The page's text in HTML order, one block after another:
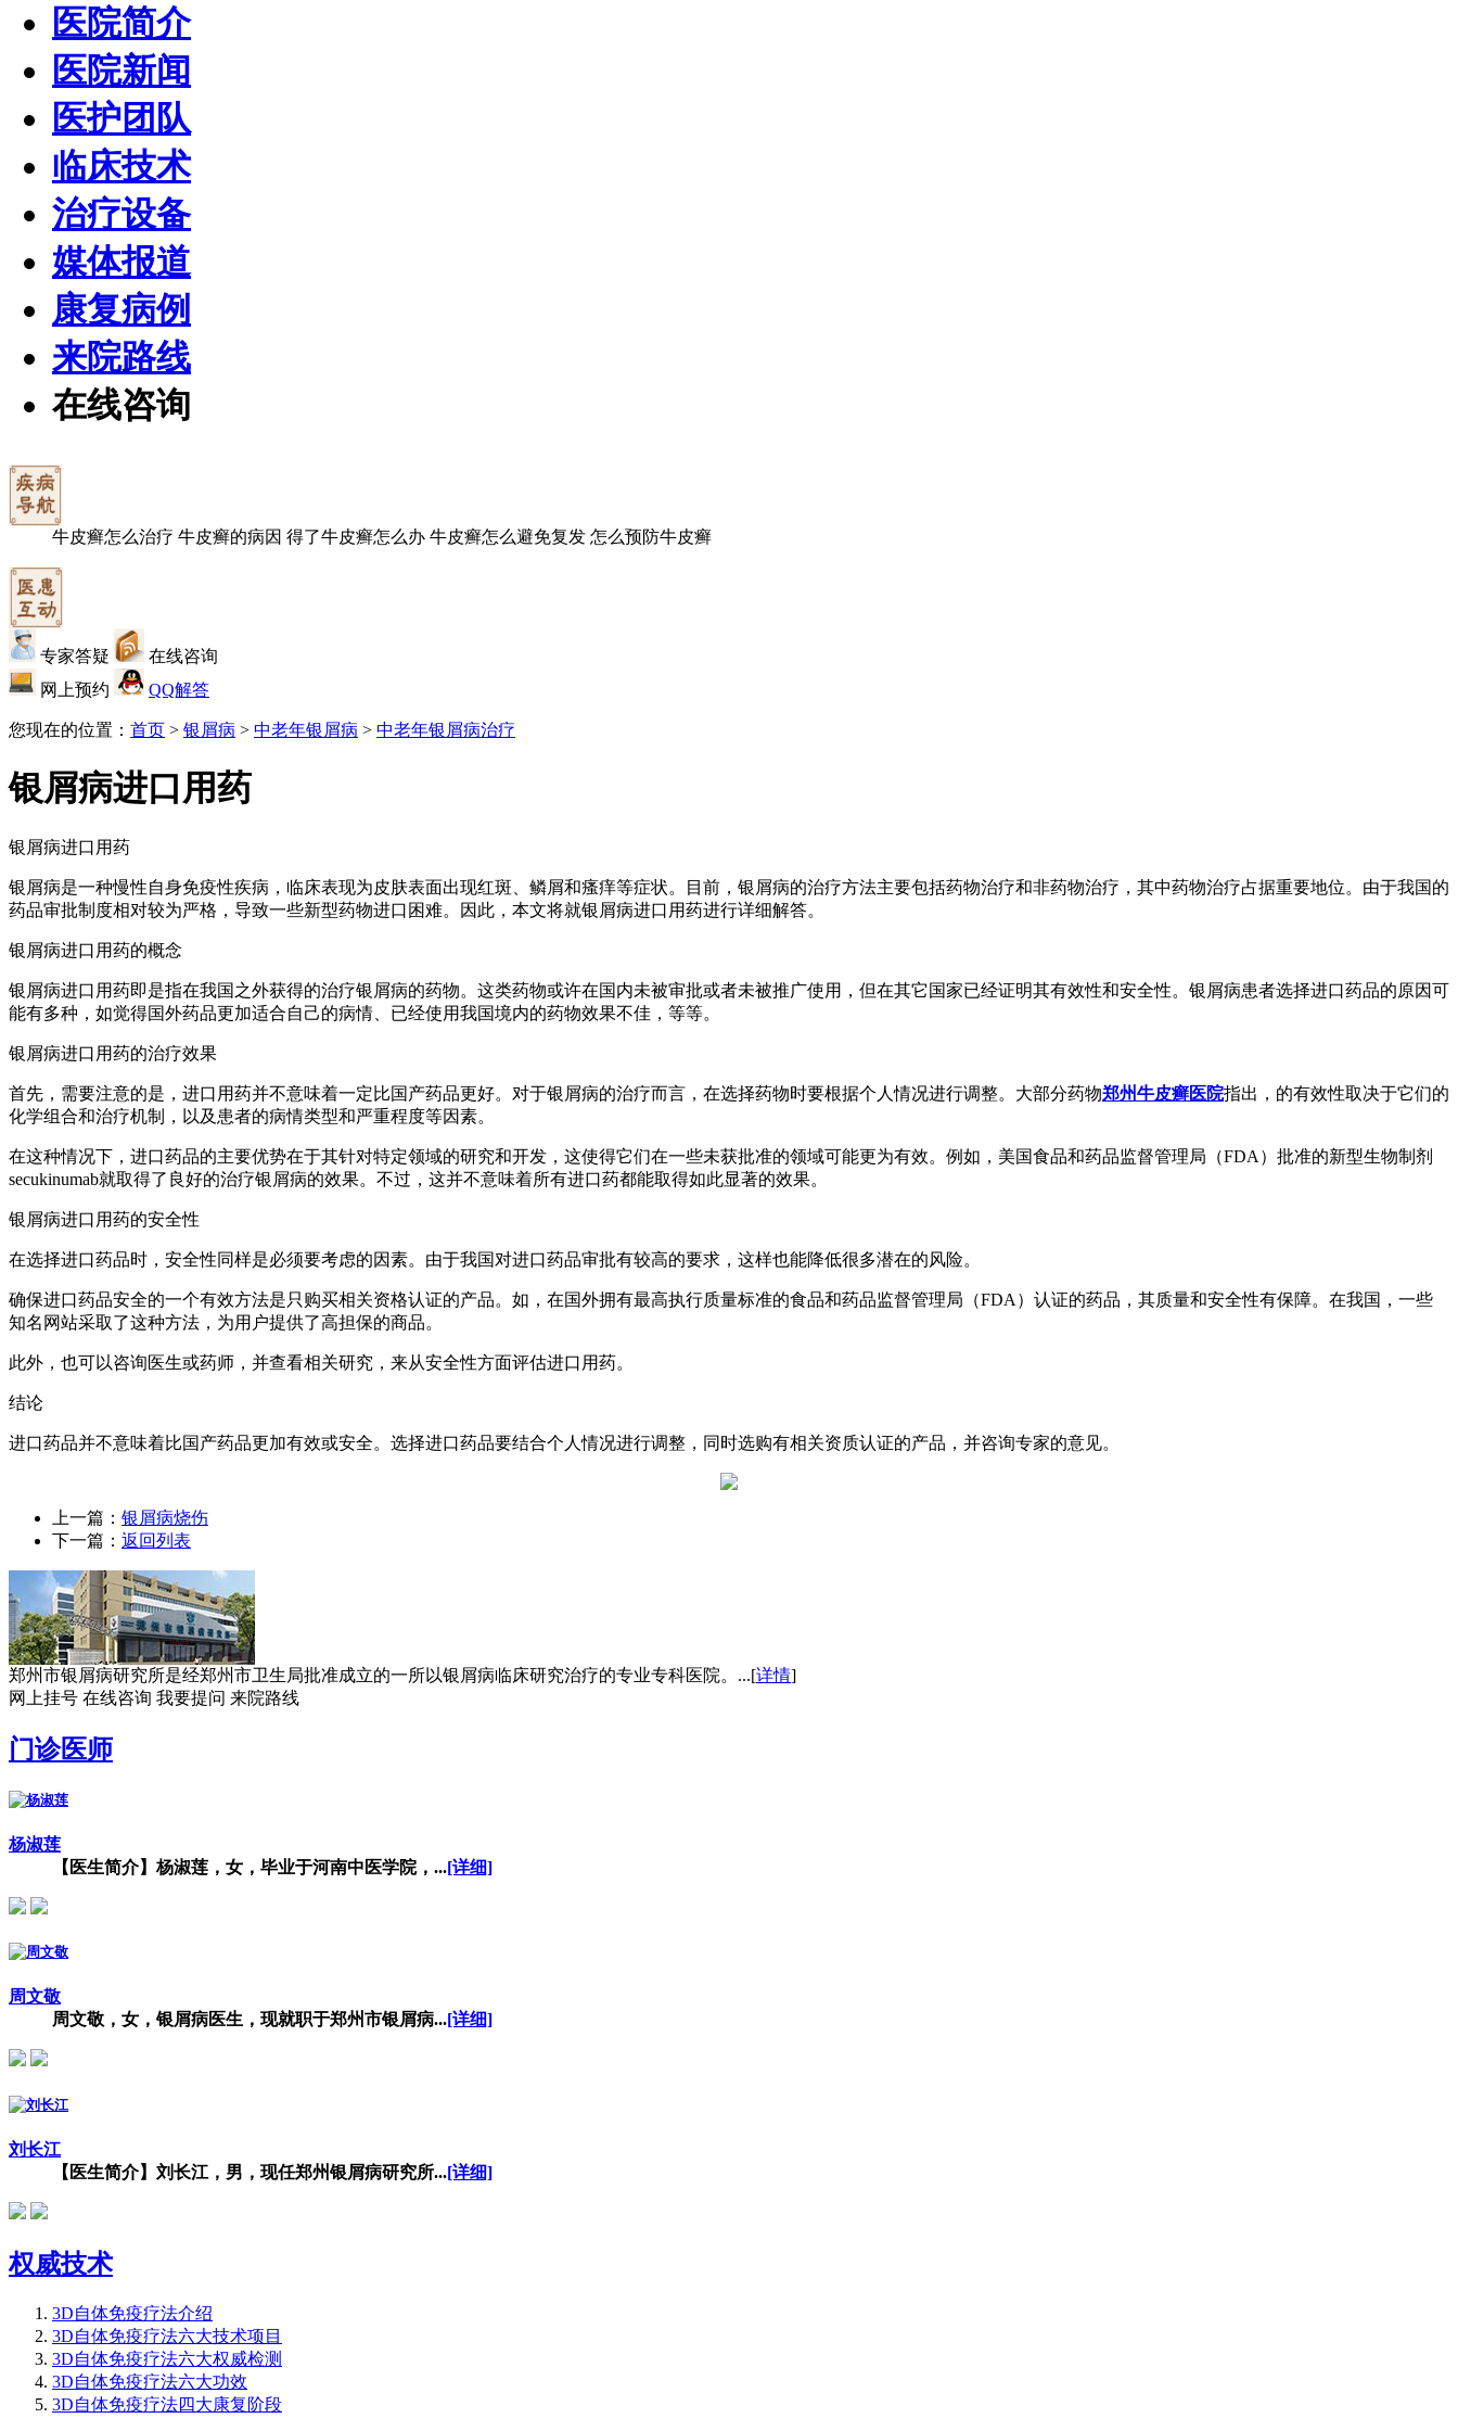
医院简介
医院新闻
医护团队
临床技术
治疗设备
媒体报道
康复病例
来院路线
在线咨询
牛皮癣怎么治疗 牛皮癣的病因 得了牛皮癣怎么办 牛皮癣怎么避免复发 怎么预防牛皮癣
专家答疑
在线咨询
网上预约
QQ解答
您现在的位置： 首页 > 银屑病 > 中老年银屑病 > 中老年银屑病治疗
银屑病进口用药
银屑病进口用药
银屑病是一种慢性自身免疫性疾病，临床表现为皮肤表面出现红斑、鳞屑和瘙痒等症状。目前，银屑病的治疗方法主要包括药物治疗和非药物治疗，其中药物治疗占据重要地位。由于我国的
药品审批制度相对较为严格，导致一些新型药物进口困难。因此，本文将就银屑病进口用药进行详细解答。
银屑病进口用药的概念
银屑病进口用药即是指在我国之外获得的治疗银屑病的药物。这类药物或许在国内未被审批或者未被推广使用，但在其它国家已经证明其有效性和安全性。银屑病患者选择进口药品的原因可
能有多种，如觉得国外药品更加适合自己的病情、已经使用我国境内的药物效果不佳，等等。
银屑病进口用药的治疗效果
首先，需要注意的是，进口用药并不意味着一定比国产药品更好。对于银屑病的治疗而言，在选择药物时要根据个人情况进行调整。大部分药物郑州牛皮癣医院指出，的有效性取决于它们的
化学组合和治疗机制，以及患者的病情类型和严重程度等因素。
在这种情况下，进口药品的主要优势在于其针对特定领域的研究和开发，这使得它们在一些未获批准的领域可能更为有效。例如，美国食品和药品监督管理局（FDA）批准的新型生物制剂
secukinumab就取得了良好的治疗银屑病的效果。不过，这并不意味着所有进口药都能取得如此显著的效果。
银屑病进口用药的安全性
在选择进口药品时，安全性同样是必须要考虑的因素。由于我国对进口药品审批有较高的要求，这样也能降低很多潜在的风险。
确保进口药品安全的一个有效方法是只购买相关资格认证的产品。如，在国外拥有最高执行质量标准的食品和药品监督管理局（FDA）认证的药品，其质量和安全性有保障。在我国，一些
知名网站采取了这种方法，为用户提供了高担保的商品。
此外，也可以咨询医生或药师，并查看相关研究，来从安全性方面评估进口用药。
结论
进口药品并不意味着比国产药品更加有效或安全。选择进口药品要结合个人情况进行调整，同时选购有相关资质认证的产品，并咨询专家的意见。
上一篇： 银屑病烧伤
下一篇： 返回列表
郑州市银屑病研究所是经郑州市卫生局批准成立的一所以银屑病临床研究治疗的专业专科医院。...[详情]
网上挂号 在线咨询 我要提问 来院路线
门诊医师
杨淑莲
【医生简介】杨淑莲，女，毕业于河南中医学院，...[详细]
周文敬
周文敬，女，银屑病医生，现就职于郑州市银屑病...[详细]
刘长江
【医生简介】刘长江，男，现任郑州银屑病研究所...[详细]
权威技术
3D自体免疫疗法介绍
3D自体免疫疗法六大技术项目
3D自体免疫疗法六大权威检测
3D自体免疫疗法六大功效
3D自体免疫疗法四大康复阶段